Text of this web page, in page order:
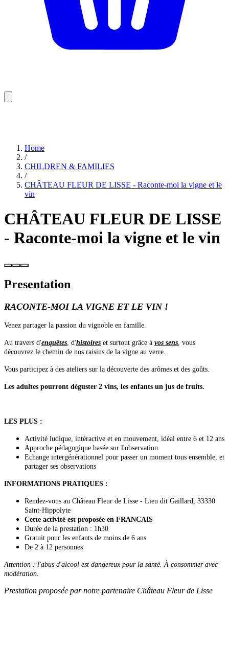
Home
/
CHILDREN & FAMILIES
/
CHÂTEAU FLEUR DE LISSE - Raconte-moi la vigne et le
vin
CHÂTEAU FLEUR DE LISSE
- Raconte-moi la vigne et le vin
Presentation
RACONTE-MOI LA VIGNE ET LE VIN !
Venez partager la passion du vignoble en famille.
Au travers d'enquêtes, d'histoires et surtout grâce à vos sens, vous
découvrez le chemin de nos raisins de la vigne au verre.
Vous participez à des ateliers sur la découverte des arômes et des goûts.
Les adultes pourront déguster 2 vins, les enfants un jus de fruits.
LES PLUS :
Activité ludique, intéractive et en mouvement, idéal entre 6 et 12 ans
Approche pédagogique basée sur l'observation
Echange intergénérationnel pour passer un moment tous ensemble, et
partager ses observations
INFORMATIONS PRATIQUES :
Rendez-vous au Château Fleur de Lisse - Lieu dit Gaillard, 33330
Saint-Hippolyte
Cette activité est proposée en FRANCAIS
Durée de la prestation : 1h30
Gratuit pour les enfants de moins de 6 ans
De 2 à 12 personnes
Attention : l'abus d'alcool est dangereux pour la santé. À consommer avec
modération.
Prestation proposée par notre partenaire Château Fleur de Lisse